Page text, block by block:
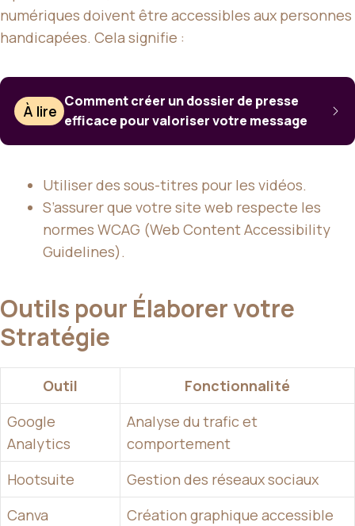
numériques doivent être accessibles aux personnes
handicapées. Cela signifie :
À lire
Comment créer un dossier de presse
efficace pour valoriser votre message
Utiliser des sous-titres pour les vidéos.
S’assurer que votre site web respecte les
normes WCAG (Web Content Accessibility
Guidelines).
Outils pour Élaborer votre
Stratégie
Outil
Fonctionnalité
Google
Analytics
Analyse du trafic et
comportement
Hootsuite
Gestion des réseaux sociaux
Canva
Création graphique accessible